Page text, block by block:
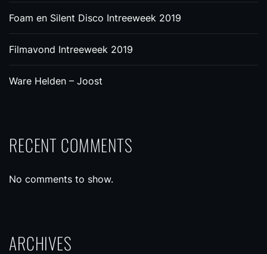
Foam en Silent Disco Intreeweek 2019
Filmavond Intreeweek 2019
Ware Helden – Joost
RECENT COMMENTS
No comments to show.
ARCHIVES